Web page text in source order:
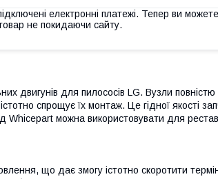
електронні платежі. Тепер ви
не покидаючи сайту.
двигунів для пилососів LG. Вузли повністю
спрощує їх монтаж. Це гідної якості
Whicepart можна використовувати для
що дає змогу істотно скоротити